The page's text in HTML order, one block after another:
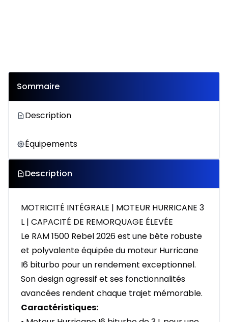
Sommaire
Description
Équipements
Description
MOTRICITÉ INTÉGRALE | MOTEUR HURRICANE 3
L | CAPACITÉ DE REMORQUAGE ÉLEVÉE
Le RAM 1500 Rebel 2026 est une bête robuste
et polyvalente équipée du moteur Hurricane
I6 biturbo pour un rendement exceptionnel.
Son design agressif et ses fonctionnalités
avancées rendent chaque trajet mémorable.
Caractéristiques: